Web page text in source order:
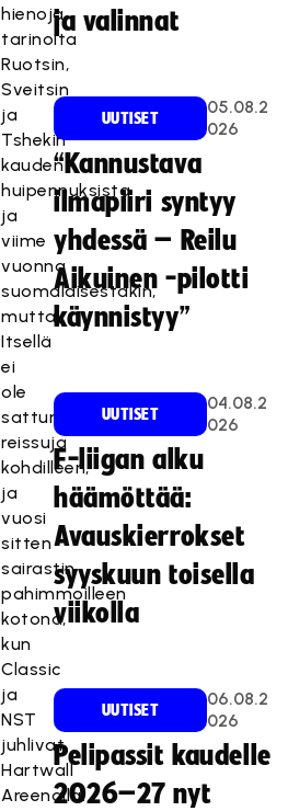
hienoja
tarinoita
Ruotsin,
Sveitsin
ja
Tshekin
kauden
huipennuksista
ja
viime
vuonna
suomalaisestakin,
mutta.
Itsellä
ei
ole
sattunut
reissuja
kohdilleen,
ja
vuosi
sitten
sairastin
pahimmoilleen
kotona,
kun
Classic
ja
NST
juhlivat
Hartwall
Areenalla.
ja valinnat
UUTISET
05.08.2
026
“Kannustava
ilmapiiri syntyy
yhdessä – Reilu
Aikuinen -pilotti
käynnistyy”
UUTISET
04.08.2
026
F-liigan alku
häämöttää:
Avauskierrokset
syyskuun toisella
viikolla
UUTISET
06.08.2
026
Pelipassit kaudelle
2026–27 nyt